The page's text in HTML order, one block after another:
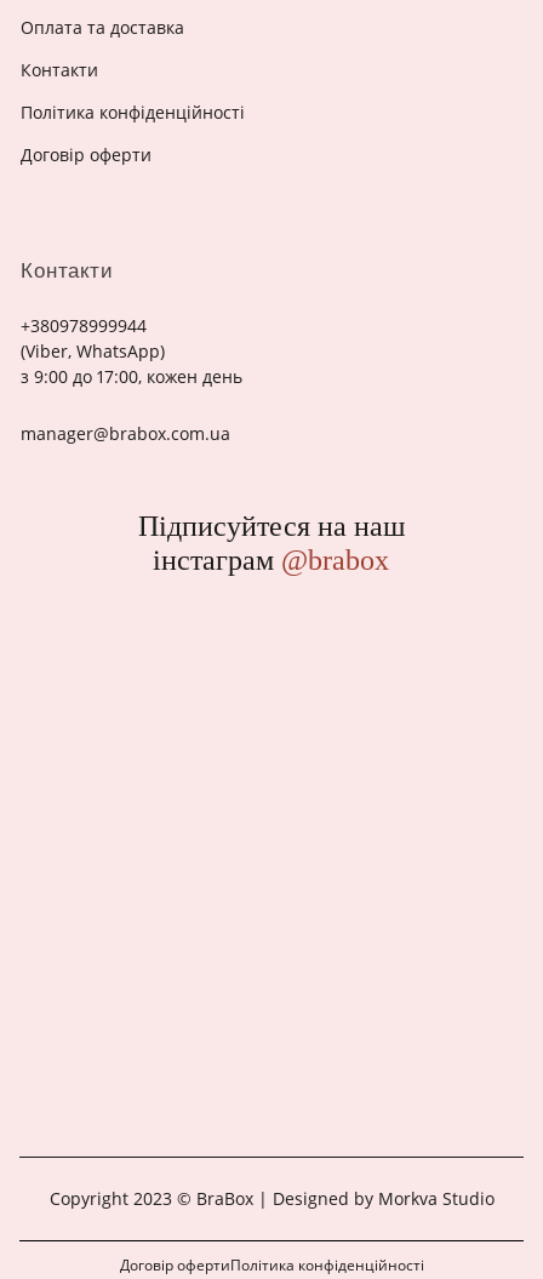
Контакти
+380978999944
(Viber, WhatsApp)
з 9:00 до 17:00, кожен день
manager@brabox.com.ua
Оплата та доставка
Контакти
Політика конфіденційності
Договір оферти
Підписуйтеся на наш
інстаграм @brabox
Copyright 2023 © BraBox | Designed by Morkva Studio
Договір офертиПолітика конфіденційності